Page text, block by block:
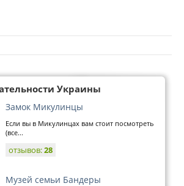
Украины
Замок Микулинцы
Если вы в Микулинцах вам стоит посмотреть
(все...
отзывов:28
Музей семьи Бандеры